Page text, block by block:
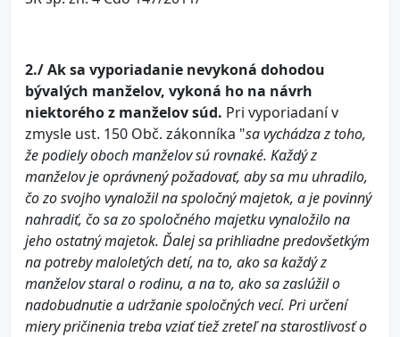
2./Ak sa vyporiadanie nevykoná dohodou
bývalých manželov, vykoná ho na návrh
niektorého z manželov súd. Pri vyporiadaní v
zmysle ust. 150 Obč. zákonníka "sa vychádza z toho,
že podiely oboch manželov sú rovnaké. Každý z
manželov je oprávnený požadovať, aby sa mu uhradilo,
čo zo svojho vynaložil na spoločný majetok, a je povinný
nahradiť, čo sa zo spoločného majetku vynaložilo na
jeho ostatný majetok. Ďalej sa prihliadne predovšetkým
na potreby maloletých detí, na to, ako sa každý z
manželov staral o rodinu, a na to, ako sa zaslúžil o
nadobudnutie a udržanie spoločných vecí. Pri určení
miery pričinenia treba vziať tiež zreteľ na starostlivosť o